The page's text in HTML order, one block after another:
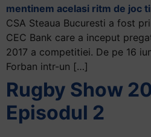
CSA Steaua Bucuresti a fost
CEC Bank care a inceput
2017 a competitiei. De pe 16
Forban intr-un […]
Rugby Show
Episodul 2